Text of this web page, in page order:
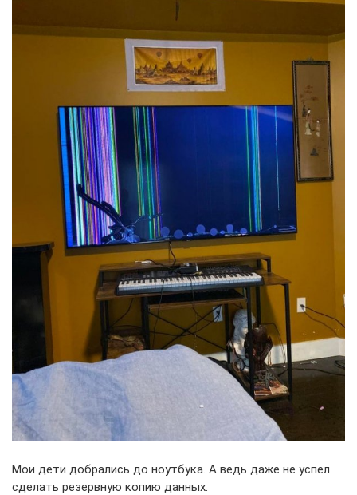
Мои дети добрались до ноутбука. А ведь даже не успел
сделать резервную копию данных.